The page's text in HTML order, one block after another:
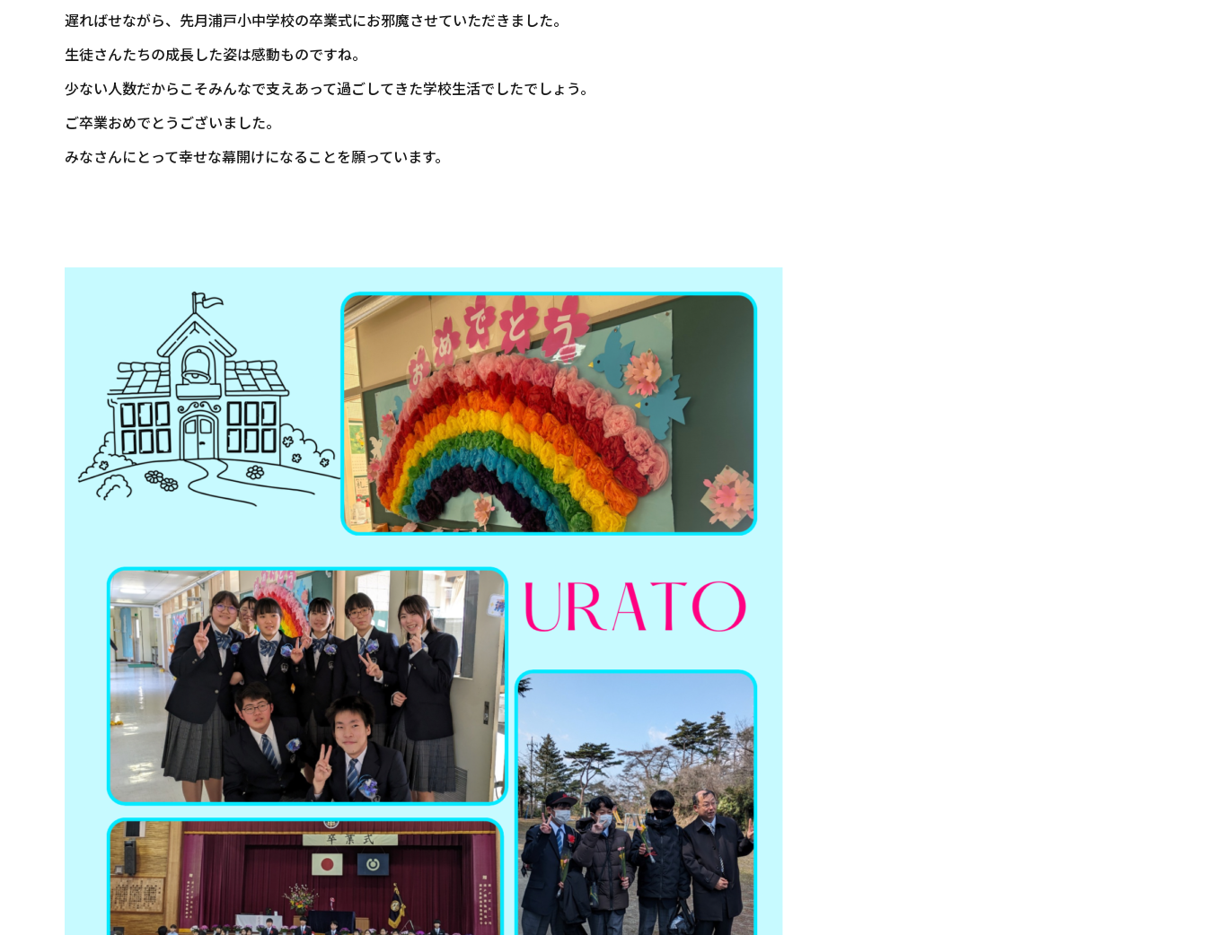
遅ればせながら、先月浦戸小中学校の卒業式にお邪魔させていただきました。
生徒さんたちの成長した姿は感動ものですね。
少ない人数だからこそみんなで支えあって過ごしてきた学校生活でしたでしょう。
ご卒業おめでとうございました。
みなさんにとって幸せな幕開けになることを願っています。